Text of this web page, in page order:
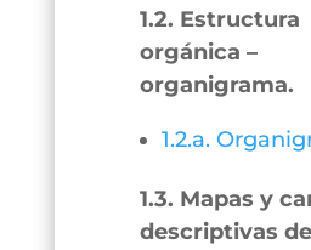
1.2. Estructura
orgánica –
organigrama.
1.2.a.
1.3. Mapas y
descriptivas